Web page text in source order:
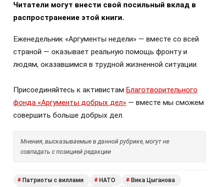
Читатели могут внести свой посильный вклад в
распространение этой книги.
Еженедельник «Аргументы недели» — вместе со всей
страной — оказывает реальную помощь фронту и
людям, оказавшимся в трудной жизненной ситуации.
Присоединяйтесь к активистам Благотворительного
фонда «Аргументы добрых дел» — вместе мы сможем
совершить больше добрых дел.
Мнения, высказываемые в данной рубрике, могут не
совпадать с позицией редакции
# Патриоты с виллами # НАТО # Вика Цыганова